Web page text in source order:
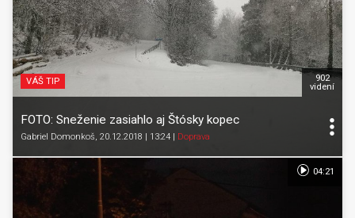
VÁŠ TIP
FOTO: Sneženie zasiahlo aj Štósky kopec
Gabriel Domonkoš , 20.12.2018 | 13:24 | Doprava
902
videní
04:21